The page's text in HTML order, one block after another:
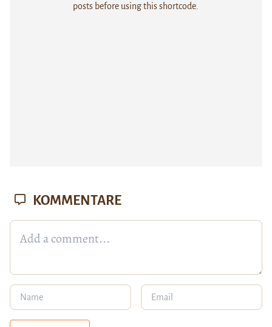
posts before using this shortcode.
KOMMENTARE